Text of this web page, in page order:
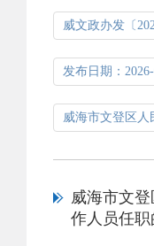
威文政办发〔
发布日期：
威海市文登区人
威海市文
作人员任职